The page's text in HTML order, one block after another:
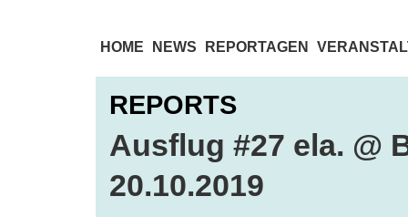
HOME NEWS REPORTAGEN
REPORTS
Ausflug #27 ela. @
20.10.2019